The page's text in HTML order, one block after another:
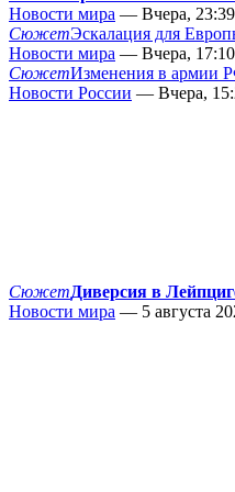
Новости мира — Вчера, 23:39
СюжетЭскалация для
Новости мира — Вчера, 17:10
СюжетИзменения в армии
Новости России — Вчера,
СюжетДиверсия в
Новости мира — 5 августа